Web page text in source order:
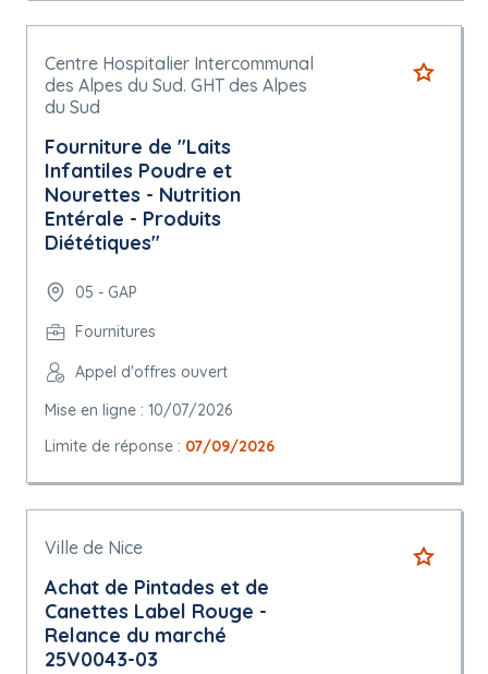
Centre Hospitalier Intercommunal
des Alpes du Sud. GHT des Alpes
du Sud
Fourniture de "Laits
Infantiles Poudre et
Nourettes - Nutrition
Entérale - Produits
Diététiques"
05 - GAP
Fournitures
Appel d'offres ouvert
Mise en ligne : 10/07/2026
Limite de réponse : 07/09/2026
Ville de Nice
Achat de Pintades et de
Canettes Label Rouge -
Relance du marché
25V0043-03